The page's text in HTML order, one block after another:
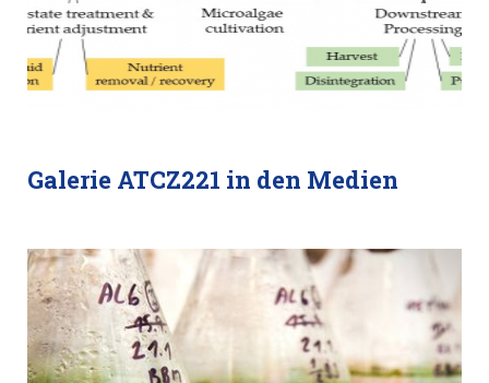
Galerie ATCZ221 in den Medien